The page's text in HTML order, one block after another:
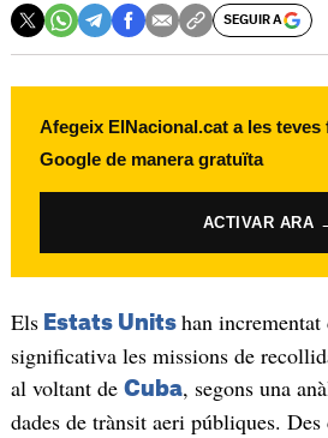
SEGUIR A
Afegeix ElNacional.cat a les
Google de manera gratuïta
ACTIVAR ARA
Els Estats Units han incrementat
significativa les missions de
al voltant de Cuba, segons una
dades de trànsit aeri públiques. Des